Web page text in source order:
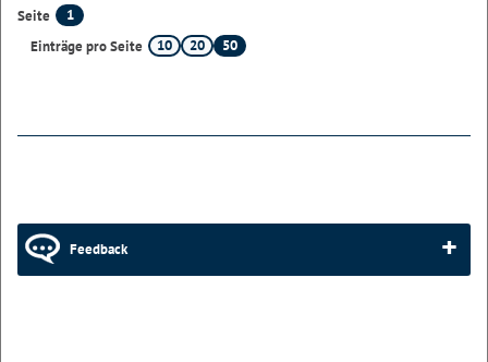
Seite
1
Einträge pro Seite
10 20 50
Feedback